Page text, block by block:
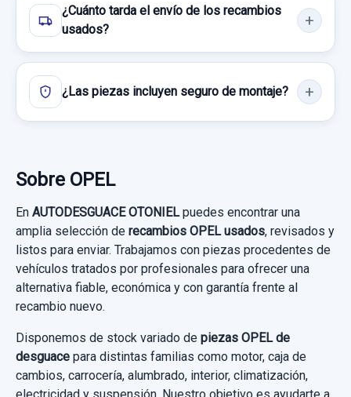
ELEVALUNAS DELANTERO DERECHO
13132435RH 6 PINS
OPEL ZAFIRA B COSMO
Garantía 1 año
Ref: 610696 OEM:13132435RH
24,79 €
Sin IVA, gastos de envío no incluidos.
Consultar por whatsapp
CONMUTADOR DE ARRANQUE
CONMUTADOR DE ARRANQUE usado.
OPEL ZAFIRA B COSMO
Garantía 1 año
Ref:700389
30,00 €
Sin IVA, gastos de envío no incluidos.
AIRBAG LATERAL IZQUIERDO 13165245
AIRBAG LATERAL IZQUIERDO 13165245
usado.
Garantía 1 año
¿Cuánto tarda el envío de los recambios
usados?
¿Las piezas incluyen seguro de montaje?
Sobre OPEL
En AUTODESGUACE OTONIELpuedes encontrar una
amplia selección de recambios OPEL usados, revisados y
listos para enviar. Trabajamos con piezas procedentes de
vehículos tratados por profesionales para ofrecer una
alternativa fiable, económica y con garantía frente al
recambio nuevo.
Disponemos de stock variado de piezas OPEL de
desguace para distintas familias como motor, caja de
cambios, carrocería, alumbrado, interior, climatización,
electricidad y suspensión. Nuestro objetivo es ayudarte a